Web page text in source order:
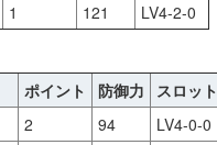
1 121 LV4-2-0
ポイント 防御力
スロット
2 94
LV4-0-0